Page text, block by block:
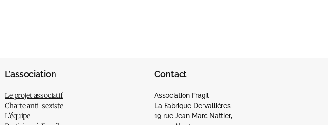
L’association
Le projet associatif
Charte anti-sexiste
L’équipe
Contact
Association Fragil
La Fabrique Dervallières
19 rue Jean Marc Nattier,